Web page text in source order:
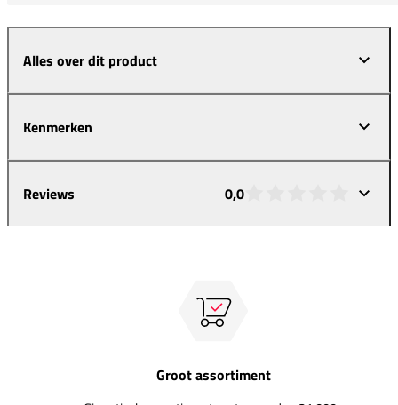
Alles over dit product
Kenmerken
Reviews 0,0
Groot assortiment